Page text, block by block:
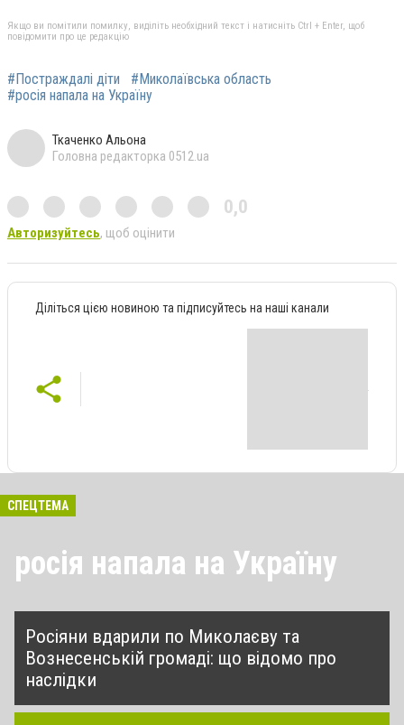
Якщо ви помітили помилку, виділіть необхідний текст і натисніть Ctrl + Enter, щоб
повідомити про це редакцію
#Постраждалі діти
#Миколаївська область
#росія напала на Україну
Ткаченко Альона
Головна редакторка 0512.ua
0,0
Авторизуйтесь, щоб оцінити
Діліться цією новиною та підписуйтесь на наші канали
СПЕЦТЕМА
росія напала на Україну
Росіяни вдарили по Миколаєву та
Вознесенській громаді: що відомо про
наслідки